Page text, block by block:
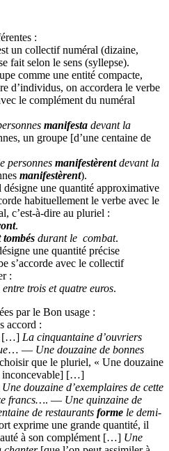
:
un collectif numéral (dizaine,
fait selon le sens (syllepse).
comme une entité compacte,
d’individus, on accordera le verbe
le complément du numéral
manifesta devant la
un groupe [d’une centaine de
personnes manifestèrentdevant la
manifestèrent).
une quantité approximative
habituellement le verbe avec le
c’est-à-dire au pluriel :
.
tombés durant le combat.
une quantité précise
s’accorde avec le collectif
:
entre trois et quatre euros.
par le Bon usage :
accord :
: […] La cinquantaine d’ouvriers
… — Une douzaine de bonnes
que le pluriel, « Une douzaine
inconcevable] […]
Une douzaine d’exemplaires de cette
francs…. — Une quinzaine de
de restaurants forme le demi-
exprime une grande quantité, il
à son complément […] Une